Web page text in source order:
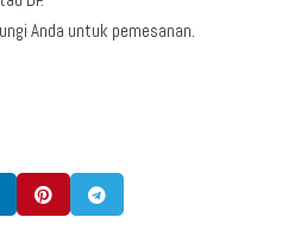
Anda untuk pemesanan.
 